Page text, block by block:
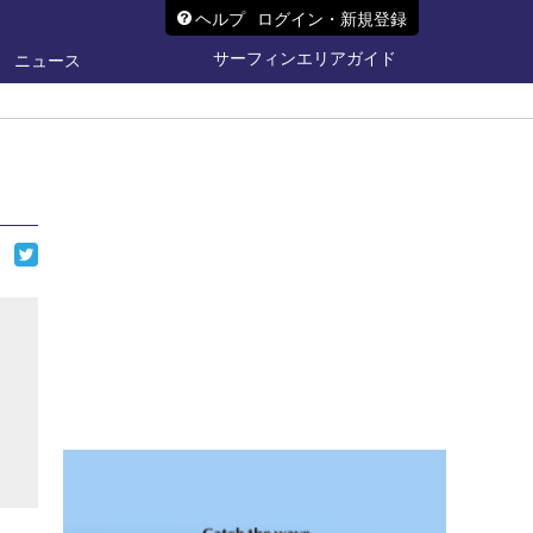
ヘルプ ログイン・新規登録
ニュース
サーフィンエリアガイド